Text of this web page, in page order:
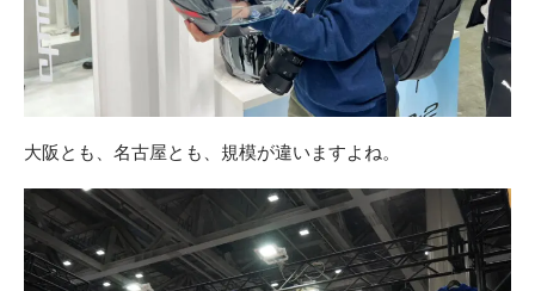
大阪とも、名古屋とも、規模が違いますよね。